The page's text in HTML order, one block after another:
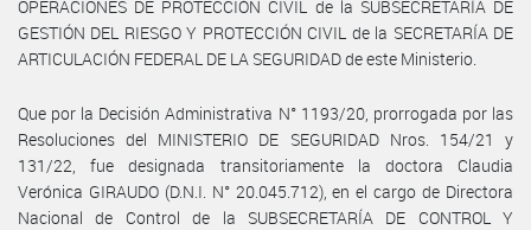
OPERACIONES DE PROTECCIÓN CIVIL de la SUBSECRETARÍA DE
GESTIÓN DEL RIESGO Y PROTECCIÓN CIVIL de la SECRETARÍA DE
ARTICULACIÓN FEDERAL DE LA SEGURIDAD de este Ministerio.
Que por la Decisión Administrativa N° 1193/20, prorrogada por las
Resoluciones del MINISTERIO DE SEGURIDAD Nros. 154/21 y
131/22, fue designada transitoriamente la doctora Claudia
Verónica GIRAUDO (D.N.I. N° 20.045.712), en el cargo de Directora
Nacional de Control de la SUBSECRETARÍA DE CONTROL Y